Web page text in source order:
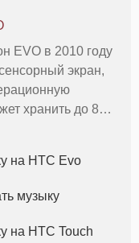
EVO в 2010 году
экран,
хранить до 8
на HTC Evo
музыку
на HTC Touch